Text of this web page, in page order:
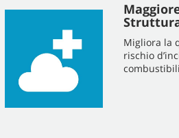
Migliora la
rischio